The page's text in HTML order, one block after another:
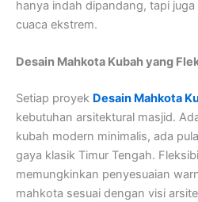
hanya indah dipandang, tapi
cuaca ekstrem.
Desain Mahkota Kubah yang
Setiap proyek Desain Mahkota
kebutuhan arsitektural masjid.
kubah modern minimalis, ada
gaya klasik Timur Tengah.
memungkinkan penyesuaian
mahkota sesuai dengan visi